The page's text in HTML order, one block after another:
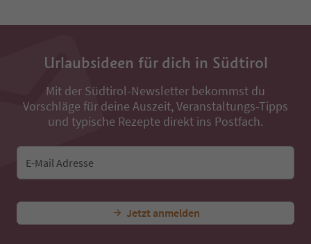
Urlaubsideen für dich in Südtirol
Mit der Südtirol-Newsletter bekommst du
Vorschläge für deine Auszeit, Veranstaltungs-Tipps
und typische Rezepte direkt ins Postfach.
E-Mail Adresse
Jetzt anmelden